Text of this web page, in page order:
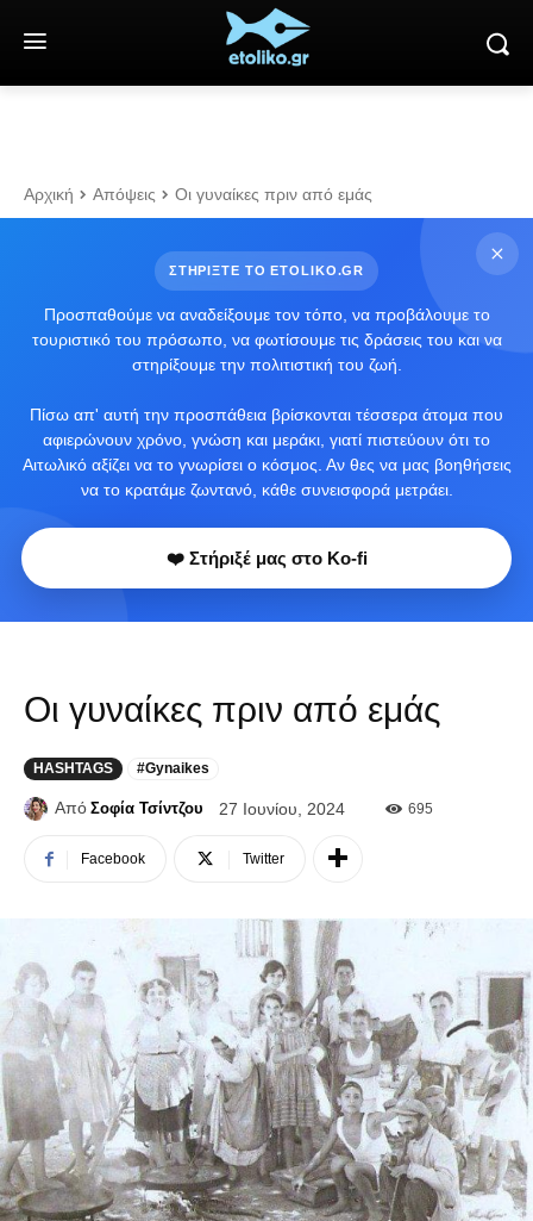
Αρχική Απόψεις Οι γυναίκες πριν από εμάς
ΣΤΗΡΙΞΤΕ ΤΟ ETOLIKO.GR
Προσπαθούμε να αναδείξουμε τον τόπο, να προβάλουμε το
τουριστικό του πρόσωπο, να φωτίσουμε τις δράσεις του και να
στηρίξουμε την πολιτιστική του ζωή.
Πίσω απ' αυτή την προσπάθεια βρίσκονται τέσσερα άτομα που
αφιερώνουν χρόνο, γνώση και μεράκι, γιατί πιστεύουν ότι το
Αιτωλικό αξίζει να το γνωρίσει ο κόσμος. Αν θες να μας βοηθήσεις
να το κρατάμε ζωντανό, κάθε συνεισφορά μετράει.
❤️ Στήριξέ μας στο Ko-fi
Οι γυναίκες πριν από εμάς
HASHTAGS #Gynaikes
Από Σοφία Τσίντζου 27 Ιουνίου, 2024 695
Facebook Twitter